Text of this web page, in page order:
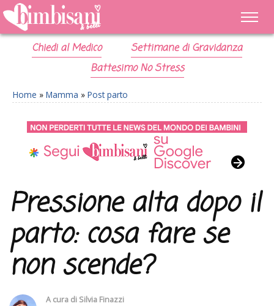
Chiedi al Medico
Settimane di Gravidanza
Battesimo No Stress
Home » Mamma » Post parto
Pressione alta dopo il
parto: cosa fare se
non scende?
A cura di Silvia Finazzi